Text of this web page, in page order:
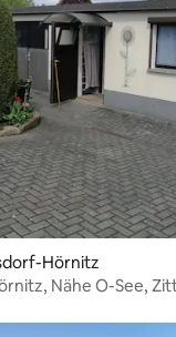
Hörnitz
Nähe O-See,